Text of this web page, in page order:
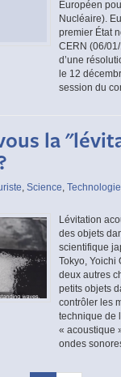
Européen
Nucléaire).
premier État
CERN (06/
d’une
le 12
session du
la
,Science,Technologie
Lévitation
des objets
scientifique
Tokyo, Yoichi
deux autres
petits objets
contrôler les
technique de
« acoustique
ondes